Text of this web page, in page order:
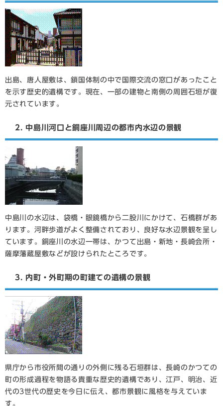
出島、唐人屋敷は、鎖国体制の中で国際交流の窓口があったこと
を示す歴史的遺構です。現在、一部の建物と南側の周囲石垣が復
元されています。
2. 中島川河口と銅座川周辺の都市内水辺の景観
中島川の水辺は、袋橋・眼鏡橋から二股川にかけて、石橋群があ
ります。河畔歩道がよく整備されており、良好な水辺景観を呈し
ています。銅座川の水辺一帯は、かつて出島・新地・長崎会所・
薩摩藩蔵屋敷などが設けられたところです。
3. 内町・外町期の町建ての遺構の景観
県庁から市役所間の通りの外側に残る石垣群は、長崎のかつての
町の形成過程を物語る貴重な歴史的遺構であり、江戸、明治、近
代の3世代の歴史を今日に伝え、都市景観に風格を与えていま
す。